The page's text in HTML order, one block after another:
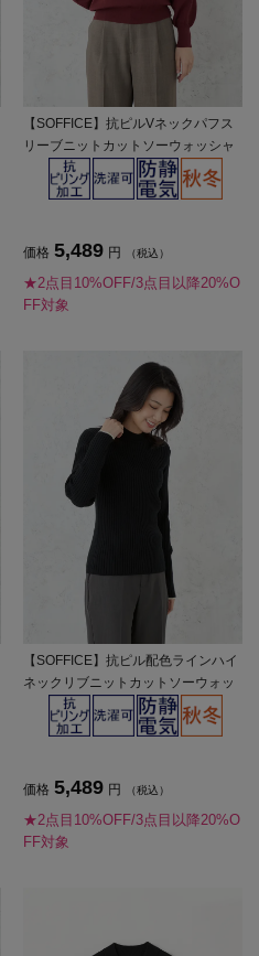
【SOFFICE】抗ピルVネックパフス
リーブニットカットソーウォッシャ
ブル放電抗ピリング秋冬【レディー
価格 5,489 円 （税込）
★2点目10%OFF/3点目以降20%O
FF対象
【SOFFICE】抗ピル配色ラインハイ
ネックリブニットカットソーウォッ
シャブル放電抗ピリング秋冬【レデ
ィース】
価格 5,489 円 （税込）
★2点目10%OFF/3点目以降20%O
FF対象